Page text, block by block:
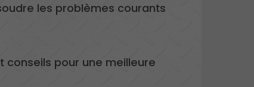
les problèmes courants
conseils pour une meilleure